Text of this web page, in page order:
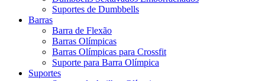
Suportes de Dumbbells
Barras
Barra de Flexão
Barras Olímpicas
Barras Olímpicas para Crossfit
Suporte para Barra Olímpica
Suportes